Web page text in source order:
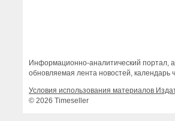
Информационно-аналитический портал,
обновляемая лента новостей,
Условия использования материалов
© 2026 Timeseller